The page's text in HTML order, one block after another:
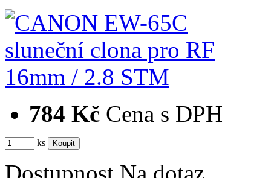
784 Kč Cena s DPH
ks
Dostupnost Na dotaz